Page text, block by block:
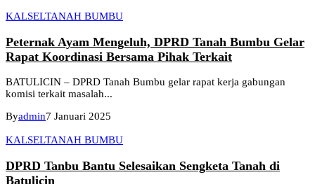
KALSELTANAH BUMBU
Peternak Ayam Mengeluh, DPRD Tanah Bumbu Gelar
Rapat Koordinasi Bersama Pihak Terkait
BATULICIN – DPRD Tanah Bumbu gelar rapat kerja gabungan
komisi terkait masalah...
Byadmin7 Januari 2025
KALSELTANAH BUMBU
DPRD Tanbu Bantu Selesaikan Sengketa Tanah di
Batulicin